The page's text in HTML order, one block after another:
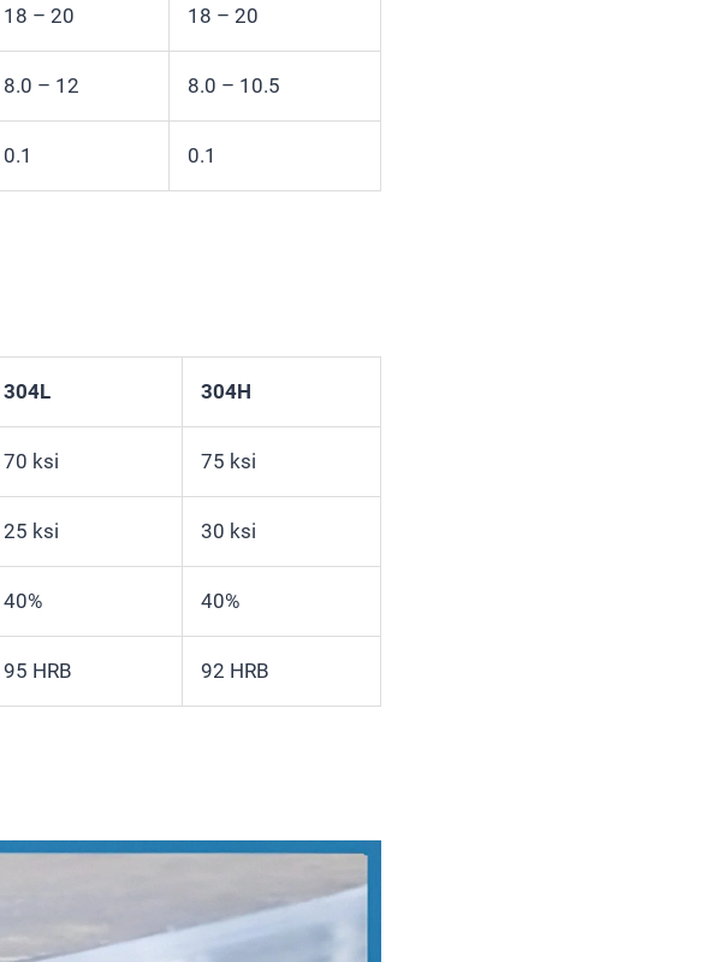
18 – 20 18 – 20
8.0 – 12 8.0 – 10.5
0.1 0.1
304L 304H
70 ksi 75 ksi
25 ksi 30 ksi
40% 40%
95 HRB 92 HRB